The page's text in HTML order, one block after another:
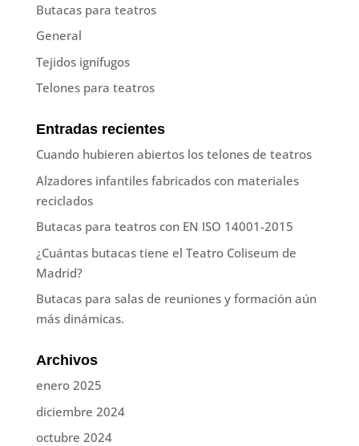
Butacas para teatros
General
Tejidos ignífugos
Telones para teatros
Entradas recientes
Cuando hubieren abiertos los telones de teatros
Alzadores infantiles fabricados con materiales
reciclados
Butacas para teatros con EN ISO 14001-2015
¿Cuántas butacas tiene el Teatro Coliseum de
Madrid?
Butacas para salas de reuniones y formación aún
más dinámicas.
Archivos
enero 2025
diciembre 2024
octubre 2024